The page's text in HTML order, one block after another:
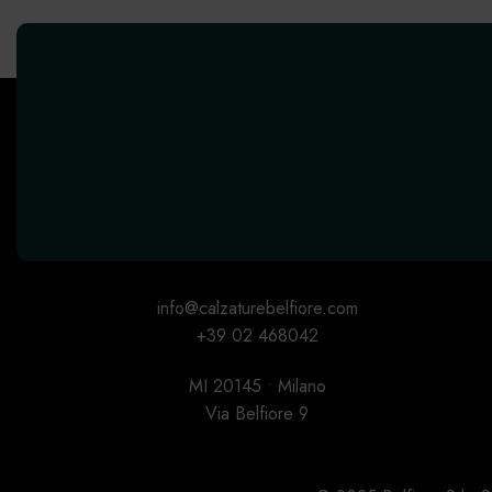
info@calzaturebelfiore.com
+39 02 468042
MI 20145 • Milano
Via Belfiore 9